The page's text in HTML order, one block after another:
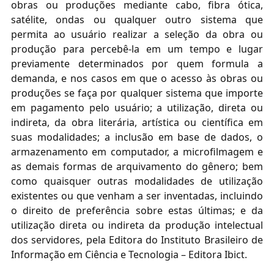
obras ou produções mediante cabo, fibra ótica,
satélite, ondas ou qualquer outro sistema que
permita ao usuário realizar a seleção da obra ou
produção para percebê-la em um tempo e lugar
previamente determinados por quem formula a
demanda, e nos casos em que o acesso às obras ou
produções se faça por qualquer sistema que importe
em pagamento pelo usuário; a utilização, direta ou
indireta, da obra literária, artística ou científica em
suas modalidades; a inclusão em base de dados, o
armazenamento em computador, a microfilmagem e
as demais formas de arquivamento do gênero; bem
como quaisquer outras modalidades de utilização
existentes ou que venham a ser inventadas, incluindo
o direito de preferência sobre estas últimas; e da
utilização direta ou indireta da produção intelectual
dos servidores, pela Editora do Instituto Brasileiro de
Informação em Ciência e Tecnologia – Editora Ibict.